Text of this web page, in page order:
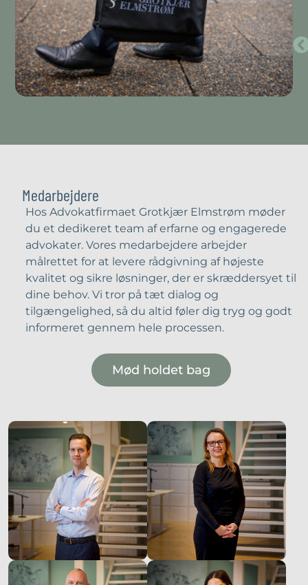
Godt forløb med grundig behandling
Vi var meget tilfredse med hvor hurtigt
vores sag blev taget op og den
professionelle behandling, vi fik.
Astrid
Medarbejdere
Hos Advokatfirmaet Grotkjær Elmstrøm møder
du et dedikeret team af erfarne og engagerede
advokater. Vores medarbejdere arbejder
målrettet for at levere rådgivning af højeste
kvalitet og sikre løsninger, der er skræddersyet til
dine behov. Vi tror på tæt dialog og
tilgængelighed, så du altid føler dig tryg og godt
informeret gennem hele processen.
Mød holdet bag